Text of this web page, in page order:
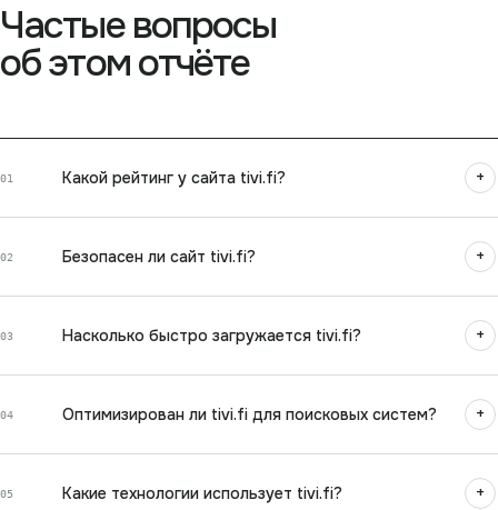
Частые вопросы
об этом отчёте
01 Какой рейтинг у сайта tivi.fi? +
02 Безопасен ли сайт tivi.fi? +
03 Насколько быстро загружается tivi.fi? +
04 Оптимизирован ли tivi.fi для поисковых систем? +
05 Какие технологии использует tivi.fi? +